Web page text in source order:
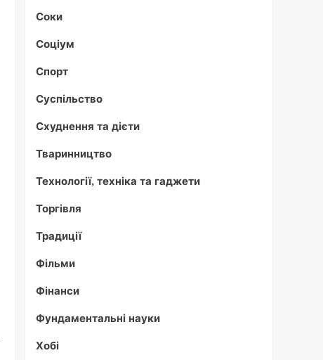
Соки
Соціум
Спорт
Суспільство
Схуднення та дієти
Тваринництво
Технології, техніка та гаджети
Торгівля
Традиції
Фільми
Фінанси
Фундаментальні науки
Хобі